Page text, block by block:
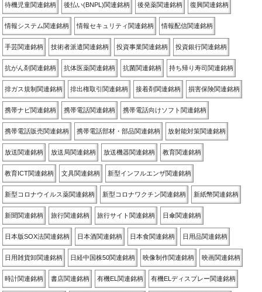
待機児童関連銘柄 後払い(BNPL)関連銘柄 後発薬関連銘柄 復興関連銘柄
情報システム関連銘柄 情報セキュリティ関連銘柄 情報配信関連銘柄
手芸関連銘柄 技術者派遣関連銘柄 投資事業関連銘柄 投資銀行関連銘柄
抗がん剤関連銘柄 抗体医薬関連銘柄 抗菌関連銘柄 持ち帰り寿司関連銘柄
排ガス規制関連銘柄 排出権取引関連銘柄 接着剤関連銘柄 損害保険関連銘柄
携帯ナビ関連銘柄 携帯電話関連銘柄 携帯電話向けソフト関連銘柄
携帯電話販売関連銘柄 携帯電話部材・部品関連銘柄 放射能対策関連銘柄
放送関連銘柄 放送局関連銘柄 放送機器関連銘柄 教育関連銘柄
教育ICT関連銘柄 文具関連銘柄 新型インフルエンザ関連銘柄
新型コロナウイルス薬関連銘柄 新型コロナワクチン関連銘柄 新紙幣関連銘柄
新聞関連銘柄 旅行関連銘柄 旅行サイト関連銘柄 日傘関連銘柄
日本版SOX法関連銘柄 日本酒関連銘柄 日本食関連銘柄 日用品関連銘柄
日用雑貨卸関連銘柄 日経中国株50関連銘柄 映像制作関連銘柄 映画関連銘柄
時計関連銘柄 書店関連銘柄 有機EL関連銘柄 有機ELディスプレー関連銘柄